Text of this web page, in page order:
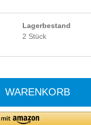
Lagerbestand
2 Stück
WARENKORB